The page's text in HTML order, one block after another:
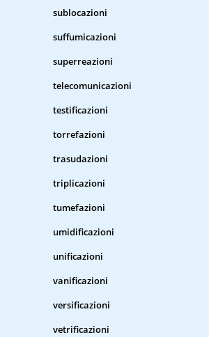
sublocazioni
suffumicazioni
superreazioni
telecomunicazioni
testificazioni
torrefazioni
trasudazioni
triplicazioni
tumefazioni
umidificazioni
unificazioni
vanificazioni
versificazioni
vetrificazioni